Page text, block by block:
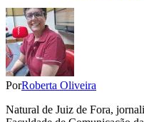
PorRoberta Oliveira
Natural de Juiz de Fora,